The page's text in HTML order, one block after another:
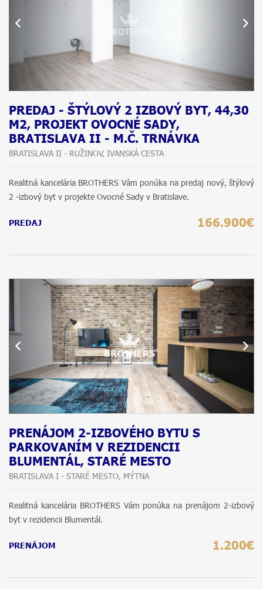
PREDAJ - ŠTÝLOVÝ 2 IZBOVÝ BYT, 44,30
M2, PROJEKT OVOCNÉ SADY,
BRATISLAVA II - M.Č. TRNÁVKA
BRATISLAVA II - RUŽINOV, IVANSKÁ CESTA
Realitná kancelária BROTHERS Vám ponúka na predaj nový, štýlový
2 -izbový byt v projekte Ovocné Sady v Bratislave.
PREDAJ 166.900€
PRENÁJOM 2-IZBOVÉHO BYTU S
PARKOVANÍM V REZIDENCII
BLUMENTÁL, STARÉ MESTO
BRATISLAVA I - STARÉ MESTO, MÝTNA
Realitná kancelária BROTHERS Vám ponúka na prenájom 2-izbový
byt v rezidencii Blumentál.
PRENÁJOM 1.200€